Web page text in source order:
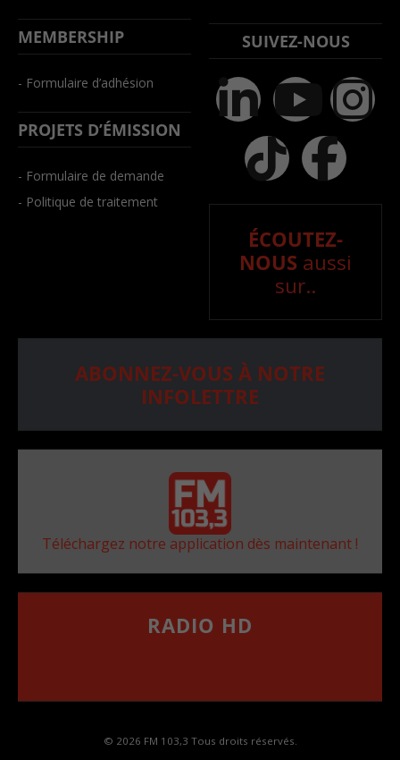
MEMBERSHIP
- Formulaire d’adhésion
PROJETS D’ÉMISSION
- Formulaire de demande
- Politique de traitement
SUIVEZ-NOUS
ÉCOUTEZ-
NOUS aussi
sur..
ABONNEZ-VOUS À NOTRE
INFOLETTRE
Téléchargez notre application dès maintenant !
RADIO HD
© 2026 FM 103,3 Tous droits réservés.